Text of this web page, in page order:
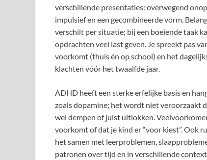
verschillende presentaties: overwegend
impulsief en een gecombineerde vorm.
verschilt per situatie; bij een boeiende taak
opdrachten veel last geven. Je spreekt pas
voorkomt (thuis én op school) en het
klachten vóór het twaalfde jaar.
ADHD heeft een sterke erfelijke basis en
zoals dopamine; het wordt niet veroorzaakt
wel dempen of juist uitlokken.
voorkomt of dat je kind er “voor kiest”. Ook
het samen met leerproblemen,
patronen over tijd en in verschillende